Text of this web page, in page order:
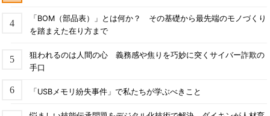
「BOM（部品表）」とは何か？ その基礎から最先端のモノづくり
を踏まえた在り方まで
狙われるのは人間の心 義務感や焦りを巧妙に突くサイバー詐欺の
手口
「USBメモリ紛失事件」で私たちが学ぶべきこと